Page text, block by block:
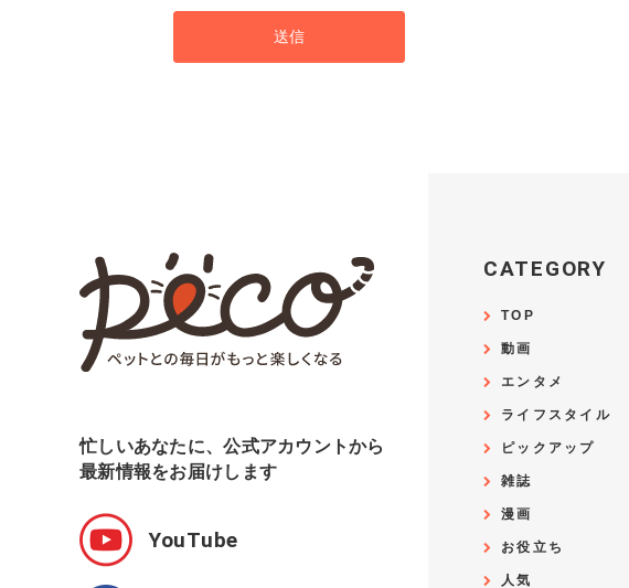
送信
忙しいあなたに、公式アカウントから
最新情報をお届けします
YouTube
CATEGORY
TOP
動画
エンタメ
ライフスタイル
ピックアップ
雑誌
漫画
お役立ち
人気